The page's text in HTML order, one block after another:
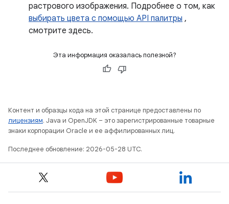
растрового изображения. Подробнее о том, как
выбирать цвета с помощью API палитры ,
смотрите здесь.
Эта информация оказалась полезной?
Контент и образцы кода на этой странице предоставлены по
лицензиям. Java и OpenJDK – это зарегистрированные товарные
знаки корпорации Oracle и ее аффилированных лиц.
Последнее обновление: 2026-05-28 UTC.